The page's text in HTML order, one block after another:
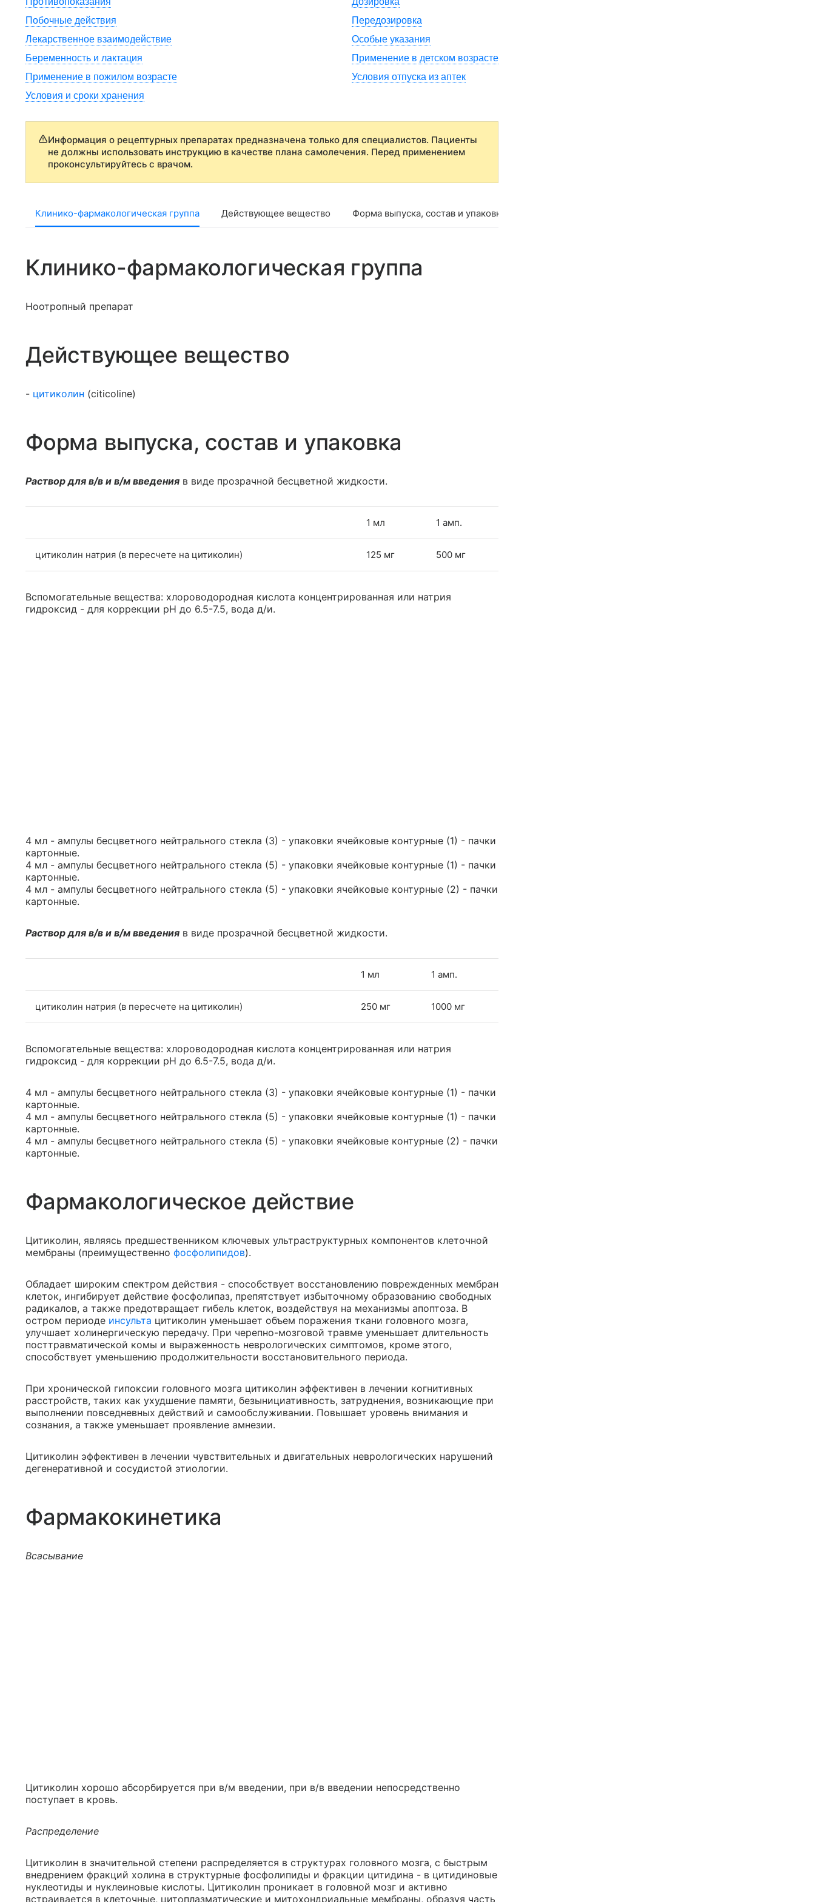
Побочные действия
Передозировка
Лекарственное взаимодействие
Особые указания
Беременность и лактация
Применение в детском возрасте
Применение в пожилом возрасте
Условия отпуска из аптек
Условия и сроки хранения
Информация о рецептурных препаратах предназначена только для специалистов. Пациенты
не должны использовать инструкцию в качестве плана самолечения. Перед применением
проконсультируйтесь с врачом.
Клинико-фармакологическая группа Действующее вещество Форма выпуска, состав и упаковка
Клинико-фармакологическая группа
Ноотропный препарат
Действующее вещество
- цитиколин (citicoline)
Форма выпуска, состав и упаковка
Раствор для в/в и в/м введения в виде прозрачной бесцветной жидкости.
1 мл 1 амп.
цитиколин натрия (в пересчете на цитиколин) 125 мг 500 мг
Вспомогательные вещества: хлороводородная кислота концентрированная или натрия
гидроксид - для коррекции pH до 6.5-7.5, вода д/и.
4 мл - ампулы бесцветного нейтрального стекла (3) - упаковки ячейковые контурные (1) - пачки
картонные.
4 мл - ампулы бесцветного нейтрального стекла (5) - упаковки ячейковые контурные (1) - пачки
картонные.
4 мл - ампулы бесцветного нейтрального стекла (5) - упаковки ячейковые контурные (2) - пачки
картонные.
Раствор для в/в и в/м введения в виде прозрачной бесцветной жидкости.
1 мл 1 амп.
цитиколин натрия (в пересчете на цитиколин) 250 мг 1000 мг
Вспомогательные вещества: хлороводородная кислота концентрированная или натрия
гидроксид - для коррекции pH до 6.5-7.5, вода д/и.
4 мл - ампулы бесцветного нейтрального стекла (3) - упаковки ячейковые контурные (1) - пачки
картонные.
4 мл - ампулы бесцветного нейтрального стекла (5) - упаковки ячейковые контурные (1) - пачки
картонные.
4 мл - ампулы бесцветного нейтрального стекла (5) - упаковки ячейковые контурные (2) - пачки
картонные.
Фармакологическое действие
Цитиколин, являясь предшественником ключевых ультраструктурных компонентов клеточной
мембраны (преимущественно фосфолипидов).
Обладает широким спектром действия - способствует восстановлению поврежденных мембран
клеток, ингибирует действие фосфолипаз, препятствует избыточному образованию свободных
радикалов, а также предотвращает гибель клеток, воздействуя на механизмы апоптоза. В
остром периоде инсульта цитиколин уменьшает объем поражения ткани головного мозга,
улучшает холинергическую передачу. При черепно-мозговой травме уменьшает длительность
посттравматической комы и выраженность неврологических симптомов, кроме этого,
способствует уменьшению продолжительности восстановительного периода.
При хронической гипоксии головного мозга цитиколин эффективен в лечении когнитивных
расстройств, таких как ухудшение памяти, безынициативность, затруднения, возникающие при
выполнении повседневных действий и самообслуживании. Повышает уровень внимания и
сознания, а также уменьшает проявление амнезии.
Цитиколин эффективен в лечении чувствительных и двигательных неврологических нарушений
дегенеративной и сосудистой этиологии.
Фармакокинетика
Всасывание
Цитиколин хорошо абсорбируется при в/м введении, при в/в введении непосредственно
поступает в кровь.
Распределение
Цитиколин в значительной степени распределяется в структурах головного мозга, с быстрым
внедрением фракций холина в структурные фосфолипиды и фракции цитидина - в цитидиновые
нуклеотиды и нуклеиновые кислоты. Цитиколин проникает в головной мозг и активно
встраивается в клеточные, цитоплазматические и митохондриальные мембраны, образуя часть